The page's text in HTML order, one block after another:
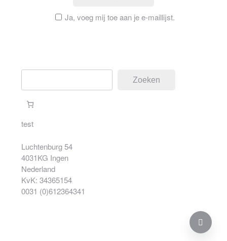
Ja, voeg mij toe aan je e-maillijst.
Zoeken
test
Luchtenburg 54
4031KG Ingen
Nederland
KvK: 34365154
0031 (0)612364341